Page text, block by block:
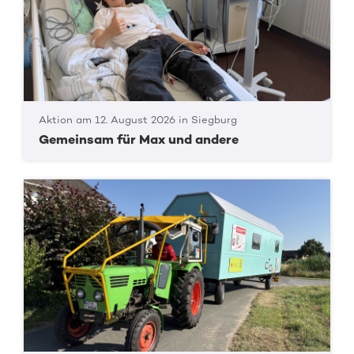
Aktion am 12. August 2026 in Siegburg
Gemeinsam für Max und andere